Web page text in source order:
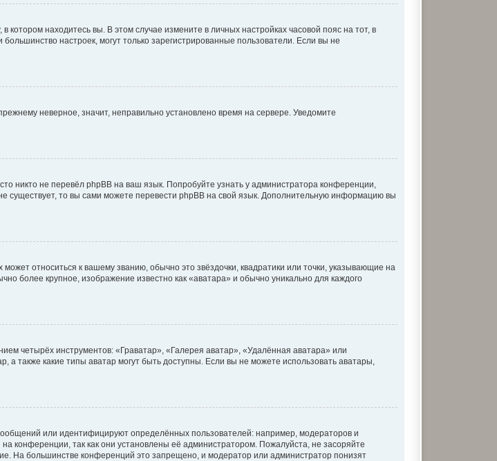
находитесь вы. В этом случае измените в личных настройках часовой пояс на тот, в
настроек, могут только зарегистрированные пользователи. Если вы не
неверное, значит, неправильно установлено время на сервере. Уведомите
никто не перевёл phpBB на ваш язык. Попробуйте узнать у администратора конференции,
существует, то вы сами можете перевести phpBB на свой язык. Дополнительную информацию вы
относиться к вашему званию, обычно это звёздочки, квадратики или точки, указывающие на
более крупное, изображение известно как «аватара» и обычно уникально для каждого
четырёх инструментов: «Граватар», «Галерея аватар», «Удалённая аватара» или
также какие типы аватар могут быть доступны. Если вы не можете использовать аватары,
или идентифицируют определённых пользователей: например, модераторов и
конференции, так как они установлены её администратором. Пожалуйста, не засоряйте
На большинстве конференций это запрещено, и модератор или администратор понизят